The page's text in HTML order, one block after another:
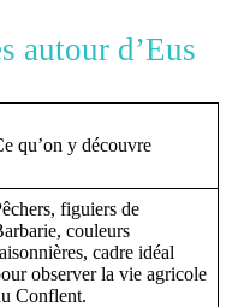
autour d’Eus
qu’on y découvre
figuiers de
couleurs
cadre idéal
observer la vie agricole
Conflent.